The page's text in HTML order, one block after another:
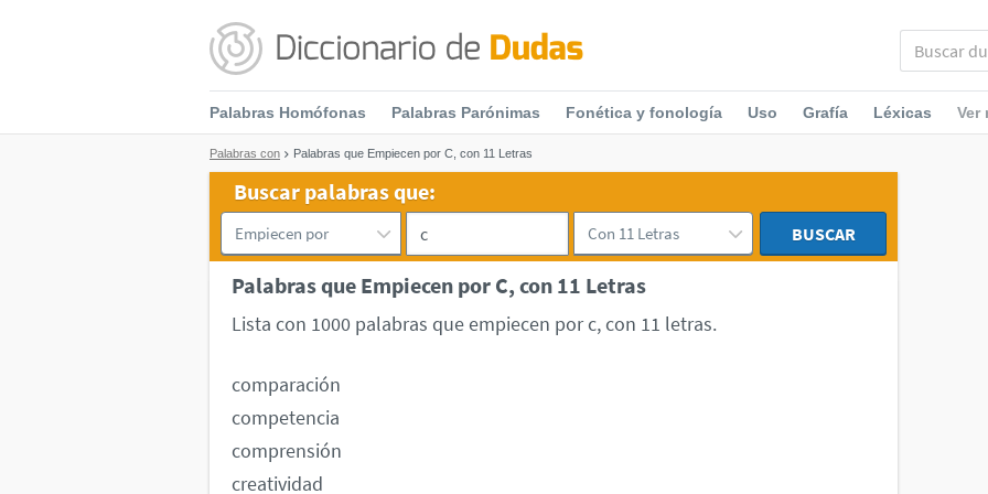
Palabras Homófonas Palabras Parónimas Fonética y fonología Uso Grafía Léxicas Ver
Palabras con Palabras que Empiecen por C, con 11 Letras
Buscar palabras que:
BUSCAR
Palabras que Empiecen por C, con 11 Letras
Lista con 1000 palabras que empiecen por c, con 11 letras.
comparación
competencia
comprensión
creatividad